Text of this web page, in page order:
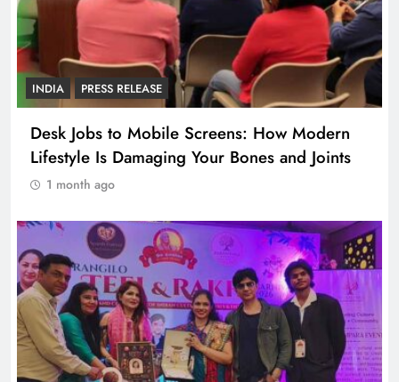
INDIA PRESS RELEASE
Desk Jobs to Mobile Screens: How Modern
Lifestyle Is Damaging Your Bones and Joints
1 month ago